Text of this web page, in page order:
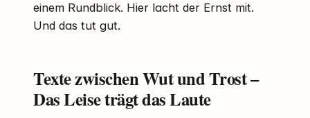
einem Rundblick. Hier lacht der Ernst mit.
Und das tut gut.
Texte zwischen Wut und Trost –
Das Leise trägt das Laute